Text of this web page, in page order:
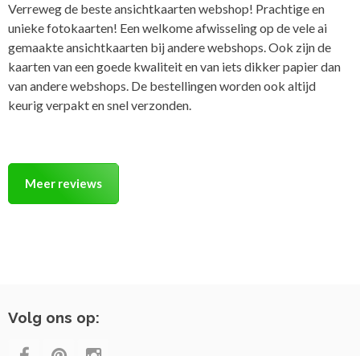
Verreweg de beste ansichtkaarten webshop! Prachtige en
unieke fotokaarten! Een welkome afwisseling op de vele ai
gemaakte ansichtkaarten bij andere webshops. Ook zijn de
kaarten van een goede kwaliteit en van iets dikker papier dan
van andere webshops. De bestellingen worden ook altijd
keurig verpakt en snel verzonden.
Meer reviews
Volg ons op: